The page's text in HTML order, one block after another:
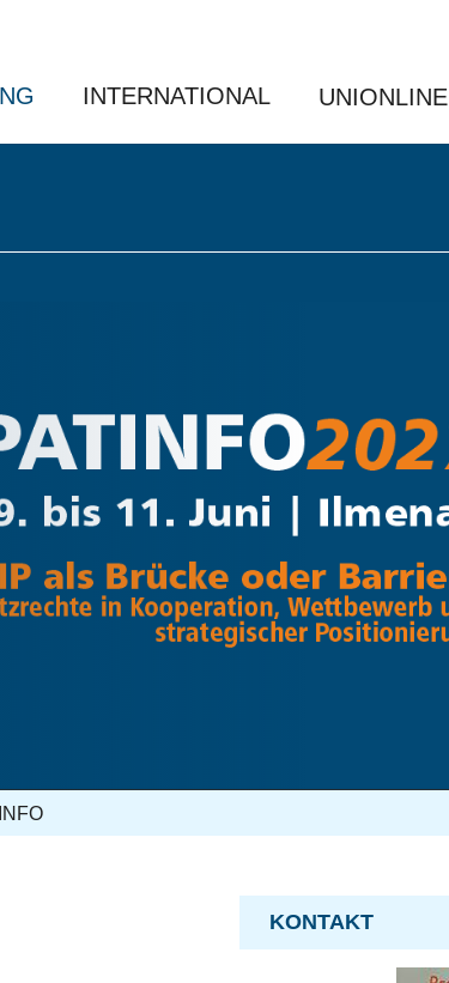
INTERNATIONAL UNIONLINE
KONTAKT